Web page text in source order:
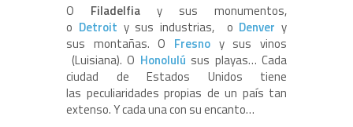
O Filadelfia y sus monumentos,
o Detroit y sus industrias, o Denver y
sus montañas. O Fresno y sus vinos
(Luisiana). O Honolulú sus playas… Cada
ciudad de Estados Unidos tiene
las peculiaridades propias de un país tan
extenso. Y cada una con su encanto…